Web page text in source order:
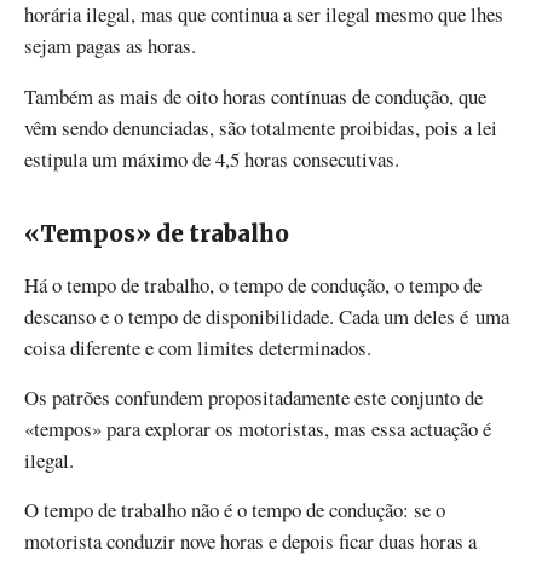
horária ilegal, mas que continua a ser ilegal mesmo que lhes
sejam pagas as horas.
Também as mais de oito horas contínuas de condução, que
vêm sendo denunciadas, são totalmente proibidas, pois a lei
estipula um máximo de 4,5 horas consecutivas.
«Tempos» de trabalho
Há o tempo de trabalho, o tempo de condução, o tempo de
descanso e o tempo de disponibilidade. Cada um deles é uma
coisa diferente e com limites determinados.
Os patrões confundem propositadamente este conjunto de
«tempos» para explorar os motoristas, mas essa actuação é
ilegal.
O tempo de trabalho não é o tempo de condução: se o
motorista conduzir nove horas e depois ficar duas horas a